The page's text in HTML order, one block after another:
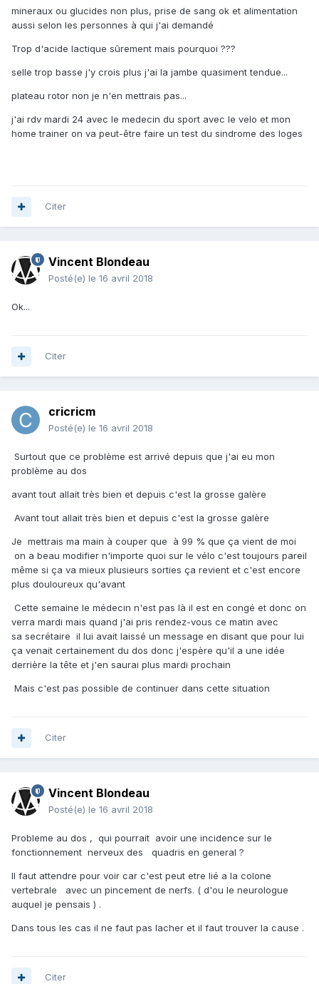
Un appui des pieds pourrait provoquer des tensions ?
cuisse pourrait peut etre indiquer une faiblesse
mineraux ou glucides non plus, prise de sang ok et alimentation
aussi selon les personnes à qui j'ai demandé
Trop d'acide lactique sûrement mais pourquoi ???
selle trop basse j'y crois plus j'ai la jambe quasiment tendue...
plateau rotor non je n'en mettrais pas...
j'ai rdv mardi 24 avec le medecin du sport avec le velo et mon
home trainer on va peut-être faire un test du sindrome des loges
Citer
Vincent Blondeau
Posté(e) le 16 avril 2018
Ok...
Citer
cricricm
Posté(e) le 16 avril 2018
Surtout que ce problème est arrivé depuis que j'ai eu mon
problème au dos
avant tout allait très bien et depuis c'est la grosse galère
Avant tout allait très bien et depuis c'est la grosse galère
Je mettrais ma main à couper que à 99 % que ça vient de moi
on a beau modifier n'importe quoi sur le vélo c'est toujours pareil
même si ça va mieux plusieurs sorties ça revient et c'est encore
plus douloureux qu'avant
Cette semaine le médecin n'est pas là il est en congé et donc on
verra mardi mais quand j'ai pris rendez-vous ce matin avec
sa secrétaire il lui avait laissé un message en disant que pour lui
ça venait certainement du dos donc j'espère qu'il a une idée
derrière la tête et j'en saurai plus mardi prochain
Mais c'est pas possible de continuer dans cette situation
Citer
Vincent Blondeau
Posté(e) le 16 avril 2018
Probleme au dos , qui pourrait avoir une incidence sur le
fonctionnement nerveux des quadris en general ?
Il faut attendre pour voir car c'est peut etre lié a la colone
vertebrale avec un pincement de nerfs. ( d'ou le neurologue
auquel je pensais ) .
Dans tous les cas il ne faut pas lacher et il faut trouver la cause .
Citer